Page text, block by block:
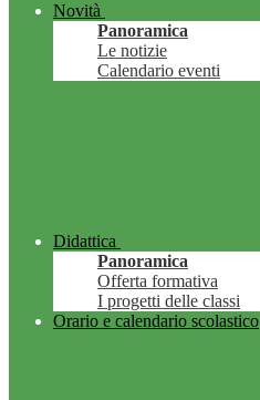
Novità
Panoramica
Le notizie
Calendario eventi
Didattica
Panoramica
Offerta formativa
I progetti delle classi
Orario e calendario scolastico